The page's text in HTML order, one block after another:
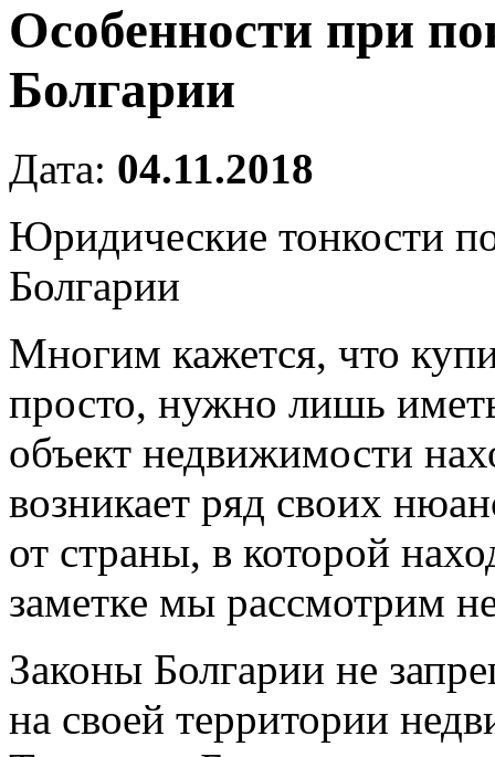
Особенности при
Болгарии
Дата: 04.11.2018
Юридические тонкости
Болгарии
Многим кажется, что
просто, нужно лишь
объект недвижимости
возникает ряд своих
от страны, в которой
заметке мы рассмотрим
Законы Болгарии не
на своей территории